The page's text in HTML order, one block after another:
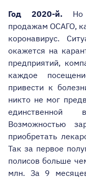
Год 2020-й. Но
продажам ОСАГО,
коронавирус.
окажется на
предприятий,
каждое
привести к
никто не мог
единственной
Возможностью
приобретать
Так за первое
полисов больше
млн. За 9